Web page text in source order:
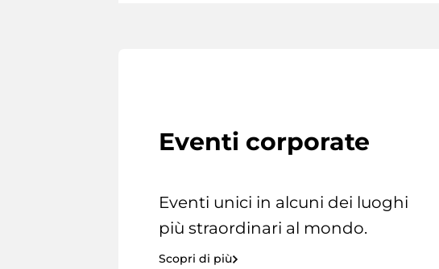
Eventi corporate
Eventi unici in alcuni dei luoghi
più straordinari al mondo.
Scopri di più